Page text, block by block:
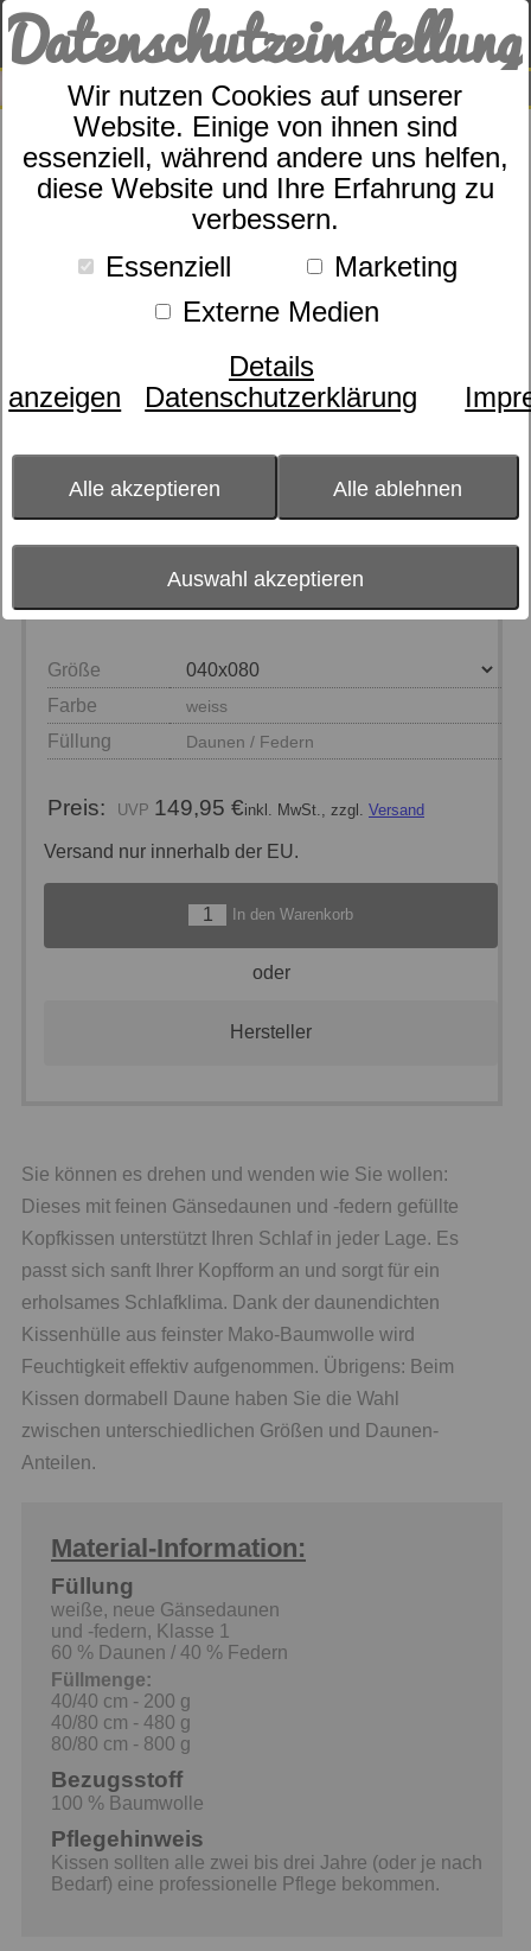
Wir nutzen Cookies auf unserer
Website. Einige von ihnen sind
essenziell, während andere uns helfen,
diese Website und Ihre Erfahrung zu
verbessern.
Essenziell
Marketing
Externe Medien
Details
anzeigen
Datenschutzerklärung
Alle akzeptieren Alle ablehnen
Auswahl akzeptieren
SUCHE
Kissen
dormabell Daune 60 D
Größe
Farbe
weiss
Füllung Daunen / Federn
Preis: 149,95 €inkl. MwSt., zzgl. Versand
Versand nur innerhalb der EU.
In den Warenkorb
oder
Hersteller
Sie können es drehen und wenden wie Sie wollen:
Dieses mit feinen Gänsedaunen und -federn gefüllte
Kopfkissen unterstützt Ihren Schlaf in jeder Lage. Es
passt sich sanft Ihrer Kopfform an und sorgt für ein
erholsames Schlafklima. Dank der daunendichten
Kissenhülle aus feinster Mako-Baumwolle wird
Feuchtigkeit effektiv aufgenommen. Übrigens: Beim
Kissen dormabell Daune haben Sie die Wahl
zwischen unterschiedlichen Größen und Daunen-
Anteilen.
Material-Information:
Füllung
weiße, neue Gänsedaunen
und -federn, Klasse 1
60 % Daunen / 40 % Federn
Füllmenge:
40/40 cm - 200 g
40/80 cm - 480 g
80/80 cm - 800 g
Bezugsstoff
100 % Baumwolle
Pflegehinweis
Kissen sollten alle zwei bis drei Jahre (oder je nach
Bedarf) eine professionelle Pflege bekommen.